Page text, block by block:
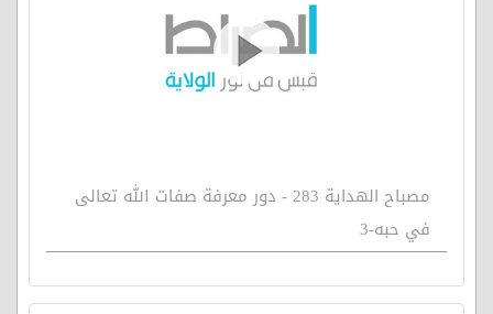
مصباح الهداية 283 - دور معرفة صفات الله تعالى
في حبه-3